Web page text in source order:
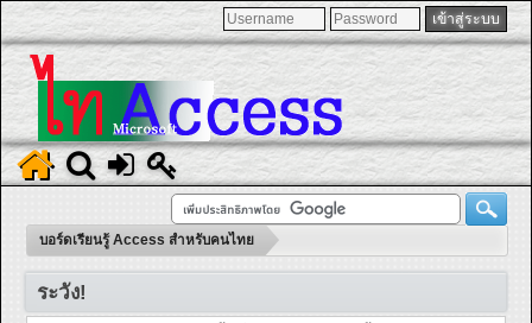
บอร์ดเรียนรู้ Access สำหรับคนไทย
ระวัง!